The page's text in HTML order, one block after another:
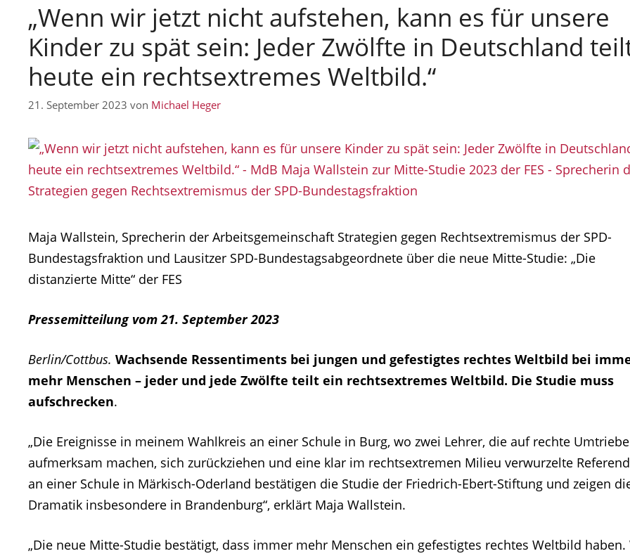
„Wenn wir jetzt nicht aufstehen, kann es für unsere
Kinder zu spät sein: Jeder Zwölfte in Deutschland
heute ein rechtsextremes Weltbild.“
21. September 2023 von Michael Heger
Maja Wallstein, Sprecherin der Arbeitsgemeinschaft Strategien gegen Rechtsextremismus der SPD-
Bundestagsfraktion und Lausitzer SPD-Bundestagsabgeordnete über die neue Mitte-Studie: „Die
distanzierte Mitte“ der FES
Pressemitteilung vom 21. September 2023
Berlin/Cottbus. Wachsende Ressentiments bei jungen und gefestigtes rechtes Weltbild bei
mehr Menschen – jeder und jede Zwölfte teilt ein rechtsextremes Weltbild. Die Studie muss
aufschrecken.
„Die Ereignisse in meinem Wahlkreis an einer Schule in Burg, wo zwei Lehrer, die auf rechte Umtriebe
aufmerksam machen, sich zurückziehen und eine klar im rechtsextremen Milieu verwurzelte
an einer Schule in Märkisch-Oderland bestätigen die Studie der Friedrich-Ebert-Stiftung und zeigen
Dramatik insbesondere in Brandenburg“, erklärt Maja Wallstein.
„Die neue Mitte-Studie bestätigt, dass immer mehr Menschen ein gefestigtes rechtes Weltbild haben.